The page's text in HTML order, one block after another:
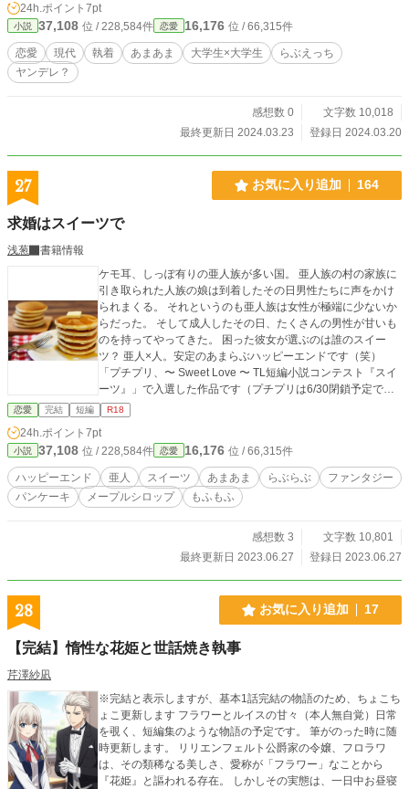
24h.ポイント 7pt
小説 37,108 位 / 228,584件 恋愛 16,176 位 / 66,315件
恋愛 現代 執着 あまあま 大学生×大学生
らぶえっち
ヤンデレ？
感想数 0
文字数 10,018
最終更新日 2024.03.23
登録日 2024.03.20
27 お気に入り追加 164
求婚はスイーツで
浅葱
書籍情報
ケモ耳、しっぽ有りの亜人族が多い国。 亜人族の村の家族に
引き取られた人族の娘は到着したその日男性たちに声をかけ
られまくる。 それというのも亜人族は女性が極端に少ないか
らだった。 そして成人したその日、たくさんの男性が甘いも
のを持ってやってきた。 困った彼女が選ぶのは誰のスイー
ツ？ 亜人×人。安定のあまらぶハッピーエンドです（笑）
「プチプリ、〜 Sweet Love 〜 TL短編小説コンテスト『スイ
ーツ』」で入選した作品です（プチプリは6/30閉鎖予定で
す）
恋愛 完結 短編 R18
24h.ポイント 7pt
小説 37,108 位 / 228,584件 恋愛 16,176 位 / 66,315件
ハッピーエンド 亜人 スイーツ あまあま らぶらぶ
ファンタジー
パンケーキ
メープルシロップ もふもふ
感想数 3
文字数 10,801
最終更新日 2023.06.27
登録日 2023.06.27
28 お気に入り追加 17
【完結】惰性な花姫と世話焼き執事
芹澤紗凪
※完結と表示しますが、基本1話完結の物語のため、ちょこち
ょこ更新します フラワーとルイスの甘々（本人無自覚）日常
を覗く、短編集のような物語の予定です。 筆がのった時に随
時更新します。 リリエンフェルト公爵家の令嬢、フロラワ
は、その類稀なる美しさ、愛称が「フラワー」なことから
『花姫』と謳われる存在。 しかしその実態は、一日中お昼寝